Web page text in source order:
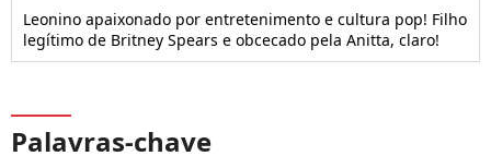
Leonino apaixonado por entretenimento e cultura pop! Filho
legítimo de Britney Spears e obcecado pela Anitta, claro!
Palavras-chave